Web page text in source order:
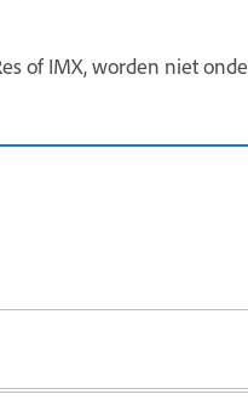
of IMX, worden niet